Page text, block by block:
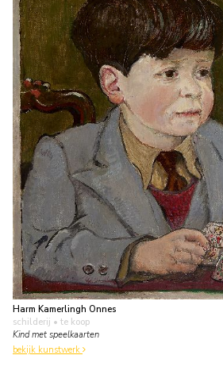
Harm Kamerlingh Onnes
schilderij • te koop
Kind met speelkaarten
bekijk kunstwerk